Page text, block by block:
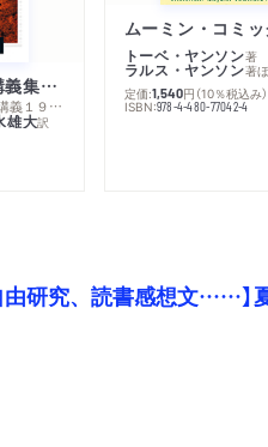
ミシェル・フーコー講義集成１０ 主体性と真理
─コレージュ・ド・フランス講義１９８０－１９８１年度
雄大訳
トーベ・ヤンソン著
ラルス・ヤンソン著
定価:1,540円 （10％税込み）
ISBN:978-4-480-77042-4
由研究、読書感想文……】